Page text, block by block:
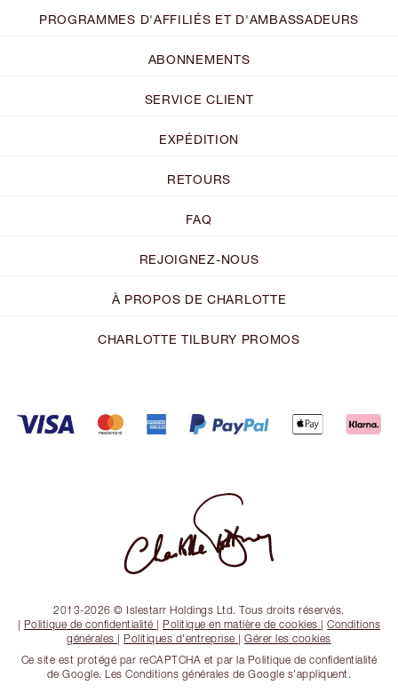
PROGRAMMES D'AFFILIÉS ET D'AMBASSADEURS
ABONNEMENTS
SERVICE CLIENT
EXPÉDITION
RETOURS
FAQ
REJOIGNEZ-NOUS
À PROPOS DE CHARLOTTE
CHARLOTTE TILBURY PROMOS
2013-2026 © Islestarr Holdings Ltd. Tous droits réservés.
| Politique de confidentialité |Politique en matière de cookies |Conditions
générales |Politiques d'entreprise |Gérer les cookies
Ce site est protégé par reCAPTCHA et par la Politique de confidentialité
de Google. Les Conditions générales de Google s'appliquent.